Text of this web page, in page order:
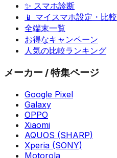
✨ スマホ診断
📱 マイスマホ設定・比較
全端末一覧
お得なキャンペーン
人気の比較ランキング
メーカー / 特集ページ
Google Pixel
Galaxy
OPPO
Xiaomi
AQUOS (SHARP)
Xperia (SONY)
Motorola